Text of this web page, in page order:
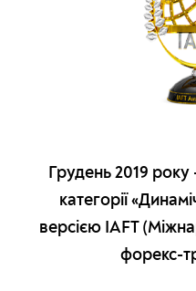
Грудень 2019
категорії
версією IAFT
форекс-